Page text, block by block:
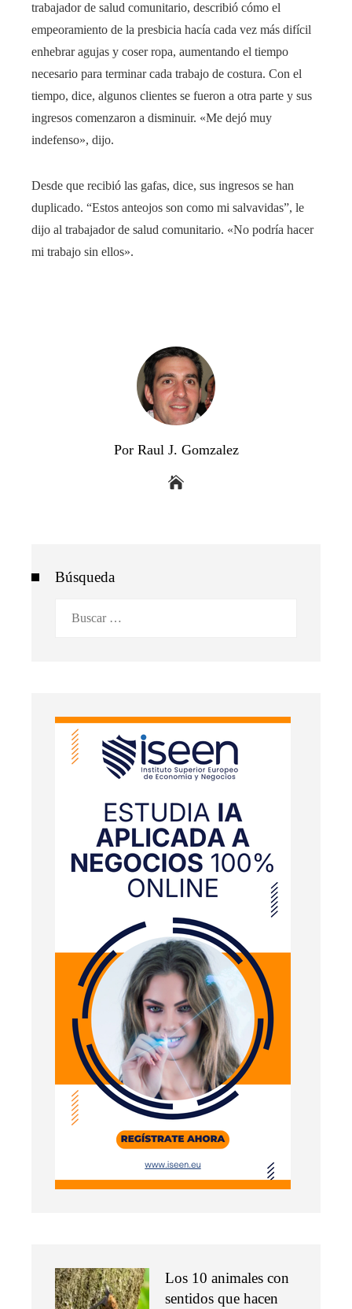
trabajador de salud comunitario, describió cómo el
empeoramiento de la presbicia hacía cada vez más difícil
enhebrar agujas y coser ropa, aumentando el tiempo
necesario para terminar cada trabajo de costura. Con el
tiempo, dice, algunos clientes se fueron a otra parte y sus
ingresos comenzaron a disminuir. «Me dejó muy
indefenso», dijo.
Desde que recibió las gafas, dice, sus ingresos se han
duplicado. “Estos anteojos son como mi salvavidas”, le
dijo al trabajador de salud comunitario. «No podría hacer
mi trabajo sin ellos».
Por Raul J. Gomzalez
Búsqueda
Los 10 animales con
sentidos que hacen